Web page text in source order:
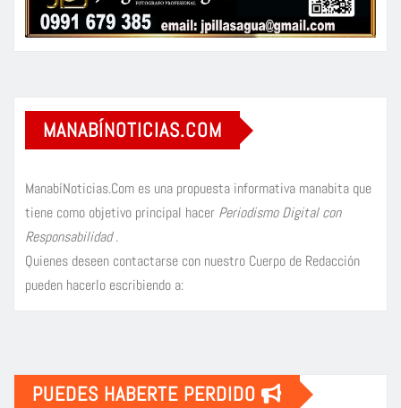
MANABÍNOTICIAS.COM
ManabíNoticias.Com es una propuesta informativa manabita que
tiene como objetivo principal hacer Periodismo Digital con
Responsabilidad.
Quienes deseen contactarse con nuestro Cuerpo de Redacción
pueden hacerlo escribiendo a:
PUEDES HABERTE PERDIDO